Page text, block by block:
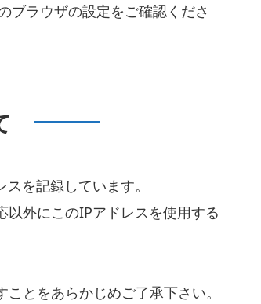
ブラウザの設定をご確認くださ
を記録しています。
外にこのIPアドレスを使用する
とをあらかじめご了承下さい。